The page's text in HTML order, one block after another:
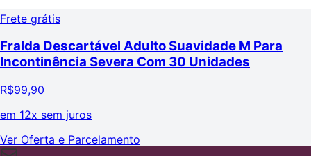
Frete grátis
Fralda Descartável Adulto Suavidade M Para
Incontinência Severa Com 30 Unidades
R$99,90
em 12x sem juros
Ver Oferta e Parcelamento